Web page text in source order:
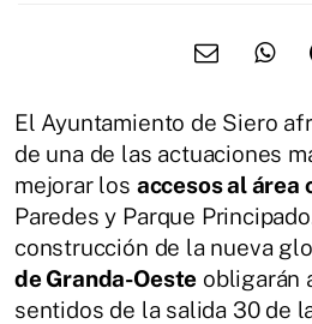
El Ayuntamiento de Siero
de una de las actuaciones
mejorar los accesos al área
Paredes y Parque
construcción de la nueva
de Granda-Oeste obligarán
sentidos de la salida 30 de